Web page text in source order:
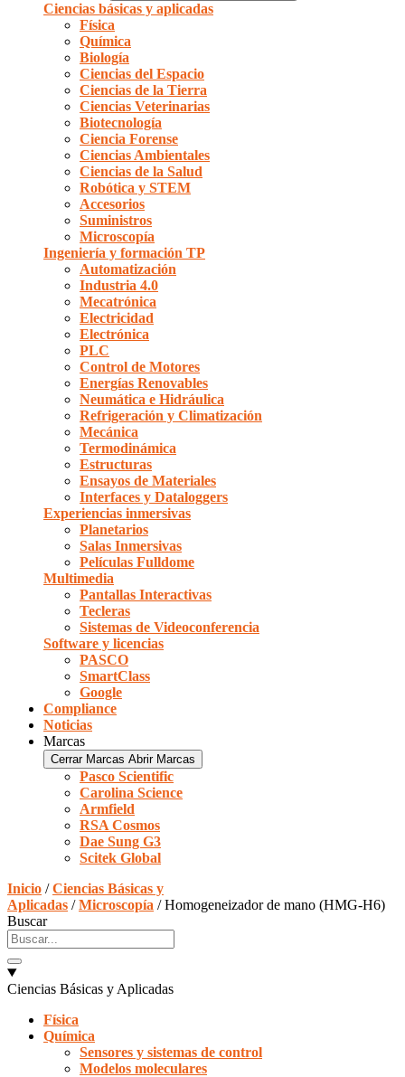
Ciencias básicas y aplicadas
Física
Química
Biología
Ciencias del Espacio
Ciencias de la Tierra
Ciencias Veterinarias
Biotecnología
Ciencia Forense
Ciencias Ambientales
Ciencias de la Salud
Robótica y STEM
Accesorios
Suministros
Microscopía
Ingeniería y formación TP
Automatización
Industria 4.0
Mecatrónica
Electricidad
Electrónica
PLC
Control de Motores
Energías Renovables
Neumática e Hidráulica
Refrigeración y Climatización
Mecánica
Termodinámica
Estructuras
Ensayos de Materiales
Interfaces y Dataloggers
Experiencias inmersivas
Planetarios
Salas Inmersivas
Películas Fulldome
Multimedia
Pantallas Interactivas
Tecleras
Sistemas de Videoconferencia
Software y licencias
PASCO
SmartClass
Google
Compliance
Noticias
Marcas
Cerrar Marcas Abrir Marcas
Pasco Scientific
Carolina Science
Armfield
RSA Cosmos
Dae Sung G3
Scitek Global
Inicio /Ciencias Básicas y
Aplicadas /Microscopía / Homogeneizador de mano (HMG-H6)
Buscar
Ciencias Básicas y Aplicadas
Física
Química
Sensores y sistemas de control
Modelos moleculares